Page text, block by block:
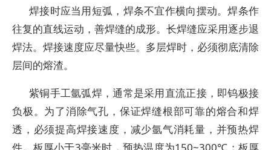
焊接时应当用短弧，焊条不宜作横向摆动。焊条作
往复的直线运动，善焊缝的成形。长焊缝应采用逐步退
焊法。焊接速度应尽量快些。多层焊时，必须彻底清除
层间的熔渣。
紫铜手工氩弧焊，通常是采用直流正接，即钨极接
负极。为了消除气孔，保证焊缝根部可靠的熔合和焊
透，必须提高焊接速度，减少氩气消耗量，并预热焊